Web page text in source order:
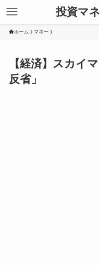
投資マ
ホーム マネー
【経済】スカイ
反省」